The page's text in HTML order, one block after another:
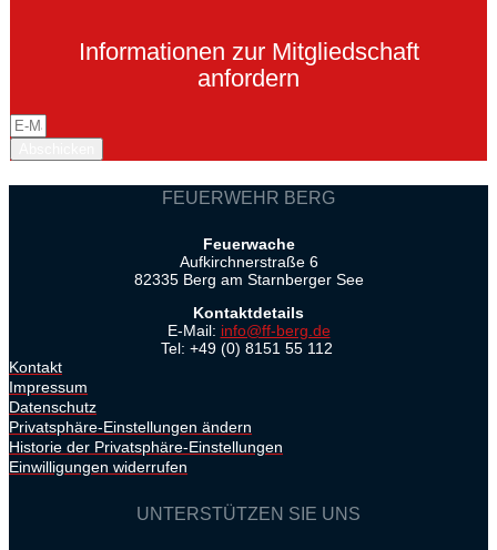
Informationen zur Mitgliedschaft
anfordern
FEUERWEHR BERG
Feuerwache
Aufkirchnerstraße 6
82335 Berg am Starnberger See
Kontaktdetails
E-Mail: info@ff-berg.de
Tel: +49 (0) 8151 55 112
Kontakt
Impressum
Datenschutz
Privatsphäre-Einstellungen ändern
Historie der Privatsphäre-Einstellungen
Einwilligungen widerrufen
UNTERSTÜTZEN SIE UNS